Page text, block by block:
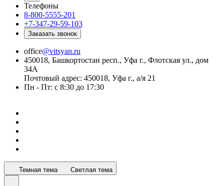
Телефоны
8-800-5555-201
+7-347-29-59-103
Заказать звонок
office@vitsyan.ru
450018, Башкортостан респ., Уфа г., Флотская ул., дом
34А
Почтовый адрес: 450018, Уфа г., а/я 21
Пн - Пт: с 8:30 до 17:30
Темная тема Светлая тема